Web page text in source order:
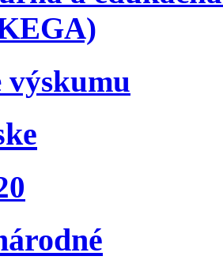
výskumu